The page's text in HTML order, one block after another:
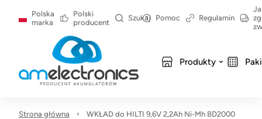
Polska
marka
Polski
producent
Szukaj Pomoc Regulamin
Produkty
Strona główna WKŁAD do HILTI 9,6V 2,2Ah Ni-Mh BD2000